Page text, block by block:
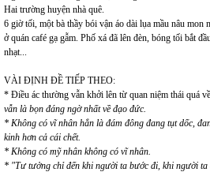
Hai trường huyện nhà quê.
6 giờ tối, một bà thầy bói vận áo dài lụa mầu nâu mon
ở quán café gạ gẫm. Phố xá đã lên đèn, bóng tối bắt
nhạt...
VÀI ĐỊNH ĐỀ TIẾP THEO:
* Điều ác thường vẫn khởi lên từ quan niệm thái quá
vẫn là bọn đáng ngờ nhất về đạo đức.
* Không có vĩ nhân hẳn là đám đông đang tụt dốc,
kinh hơn cả cái chết.
* Không có mỹ nhân không có vĩ nhân.
* "Tư tưởng chỉ đến khi người ta bước đi, khi người